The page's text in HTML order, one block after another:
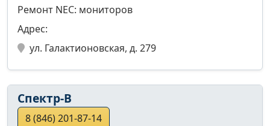
Ремонт NEC: мониторов
Адрес:
ул. Галактионовская, д. 279
Спектр-В
8 (846) 201-87-14